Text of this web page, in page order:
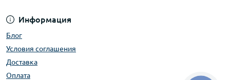
Информация
Блог
Условия соглашения
Доставка
Оплата